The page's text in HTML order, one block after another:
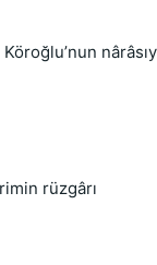
rüzgârı